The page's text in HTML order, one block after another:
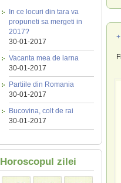
In ce locuri din tara va
propuneti sa mergeti in
2017?
30-01-2017
Vacanta mea de iarna
30-01-2017
Partiile din Romania
30-01-2017
Bucovina, colt de rai
30-01-2017
Horoscopul zilei